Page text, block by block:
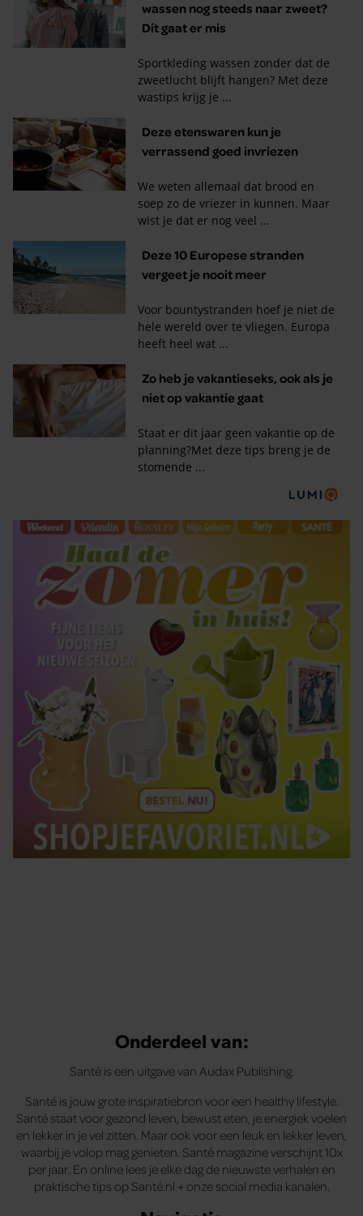
Onderdeel van:
Santé is een uitgave van Audax Publishing.
Santé is jouw grote inspiratiebron voor een healthy lifestyle.
Santé staat voor gezond leven, bewust eten, je energiek voelen
en lekker in je vel zitten. Maar ook voor een leuk en lekker leven,
waarbij je volop mag genieten. Santé magazine verschijnt 10x
per jaar. En online lees je elke dag de nieuwste verhalen en
praktische tips op Santé.nl + onze social media kanalen.